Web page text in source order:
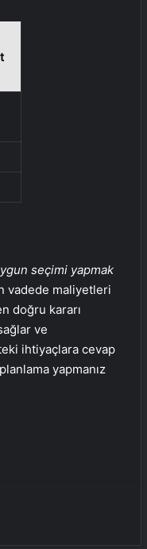
seçimi yapmak
vadede maliyetleri
doğru kararı
ve
ihtiyaçlara cevap
yapmanız